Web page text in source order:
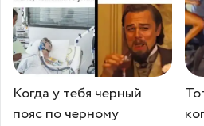
Когда у тебя черный
пояс по черному